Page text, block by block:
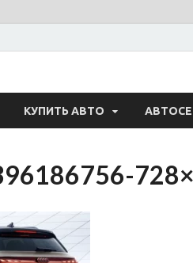
— Авто
КУПИТЬ АВТО